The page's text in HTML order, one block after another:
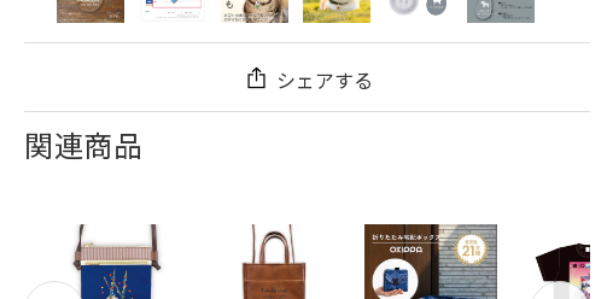
シェアする
関連商品